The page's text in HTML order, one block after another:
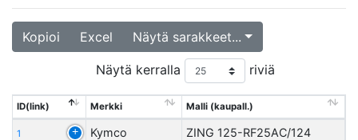
Kopioi Excel Näytä sarakkeet...
Näytä kerralla riviä
ID(link) Merkki Malli (kaupall.)
1 Kymco ZING 125-RF25AC/124